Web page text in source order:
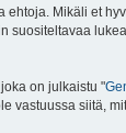
ehtoja. Mikäli et
suositeltavaa
on julkaistu "
vastuussa siitä,